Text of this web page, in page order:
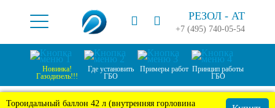
РЕЗОЛ - АТ
+7 (495) 740-05-54
Новинка!
Газодизель!!!
Где установить
ГБО
Примеры работ Принцип работы
ГБО
Тороидальный баллон 42 л (внутренняя горловина